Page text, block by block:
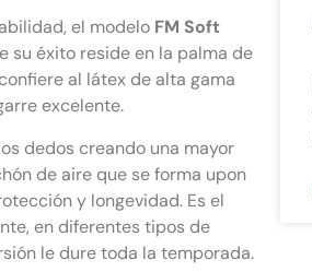
el modelo FM Soft
su éxito reside en la palma de
al látex de alta gama
excelente.
dedos creando una mayor
de aire que se forma upon
y longevidad. Es el
en diferentes tipos de
le dure toda la temporada.